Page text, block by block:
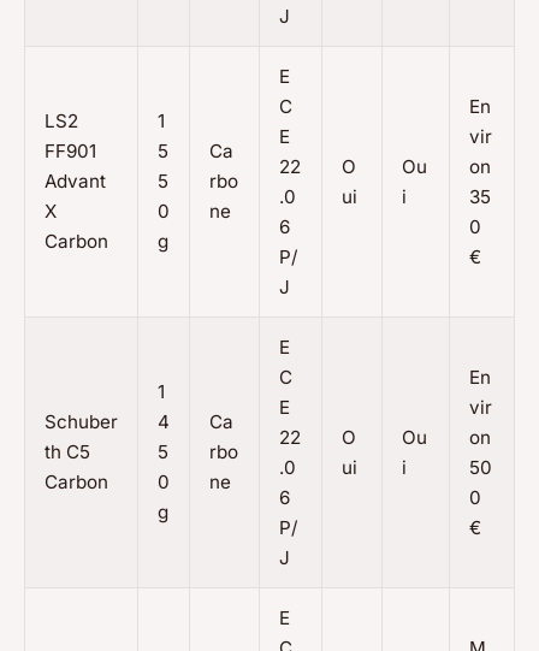
J
LS2
FF901
Advant
X
Carbon
1
5
5
0
g
Ca
rbo
ne
E
C
E
22
.0
6
P/
J
O
ui
Ou
i
En
vir
on
35
0
€
Schuber
th C5
Carbon
1
4
5
0
g
Ca
rbo
ne
E
C
E
22
.0
6
P/
J
O
ui
Ou
i
En
vir
on
50
0
€
E